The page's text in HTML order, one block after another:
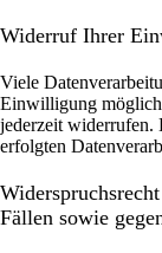
Widerruf Ihrer
Viele
Einwilligung
jederzeit widerrufen.
erfolgten
Fällen sowie